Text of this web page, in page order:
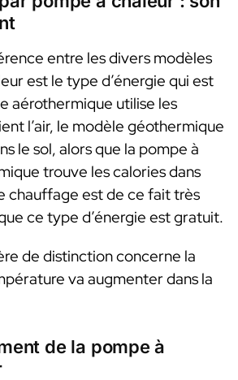
entre les divers modèles
est le type d’énergie qui est
aérothermique utilise les
l’air, le modèle géothermique
le sol, alors que la pompe à
trouve les calories dans
chauffage est de ce fait très
ce type d’énergie est gratuit.
de distinction concerne la
va augmenter dans la
de la pompe à